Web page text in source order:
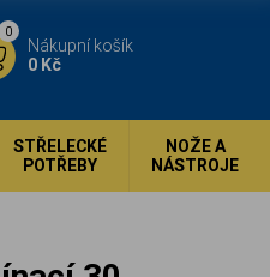
Nákupní košík
0 Kč
0
STŘELECKÉ
POTŘEBY
NOŽE A
NÁSTROJE